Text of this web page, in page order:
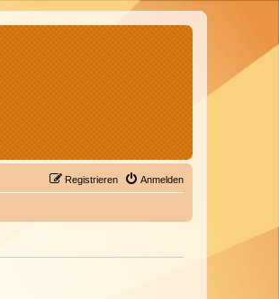
Anmelden
Registrieren